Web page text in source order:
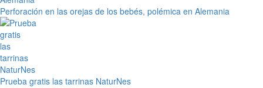
Perforación en las orejas de los bebés, polémica en Alemania
Prueba gratis las tarrinas NaturNes